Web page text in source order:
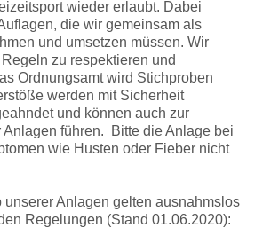
wieder erlaubt. Dabei
die wir gemeinsam als
und umsetzen müssen. Wir
zu respektieren und
Ordnungsamt wird Stichproben
werden mit Sicherheit
und können auch zur
führen. Bitte die Anlage bei
wie Husten oder Fieber nicht
unserer Anlagen gelten ausnahmslos
Regelungen (Stand 01.06.2020):